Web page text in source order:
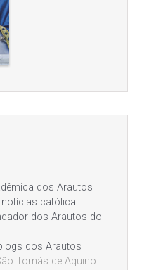
dos Arautos
notícias católica
dos Arautos do
dos Arautos
Tomás de Aquino